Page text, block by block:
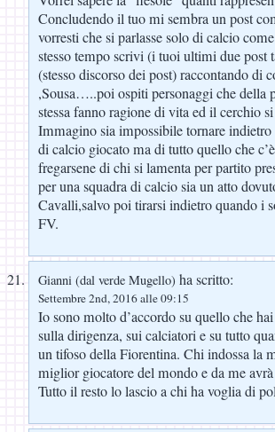
Concludendo il tuo mi sembra un post
vorresti che si parlasse solo di calcio
stesso tempo scrivi (i tuoi ultimi due post
(stesso discorso dei post) raccontando di
,Sousa…..poi ospiti personaggi che della
stessa fanno ragione di vita ed il cerchio
Immagino sia impossibile tornare
di calcio giocato ma di tutto quello che
fregarsene di chi si lamenta per partito
per una squadra di calcio sia un atto
Cavalli,salvo poi tirarsi indietro quando i
FV.
Gianni (dal verde Mugello) ha scritto:
Settembre 2nd, 2016 alle 09:15
Io sono molto d’accordo su quello che
sulla dirigenza, sui calciatori e su tutto
un tifoso della Fiorentina. Chi indossa la
miglior giocatore del mondo e da me
Tutto il resto lo lascio a chi ha voglia di